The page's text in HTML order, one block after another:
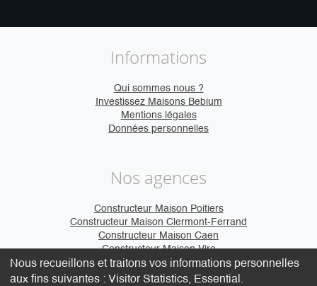
Informations
Qui sommes nous ?
Investissez Maisons Bebium
Mentions légales
Données personnelles
Nos agences
Constructeur Maison Poitiers
Constructeur Maison Clermont-Ferrand
Constructeur Maison Caen
Constructeur Maison Vire
Nous recueillons et traitons vos informations personnelles
aux fins suivantes : Visitor Statistics, Essential .